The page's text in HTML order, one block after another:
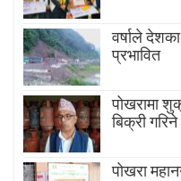
वर्षाले
प्रभावित
पोखरामा
बिक्री गरिने
पोखरा